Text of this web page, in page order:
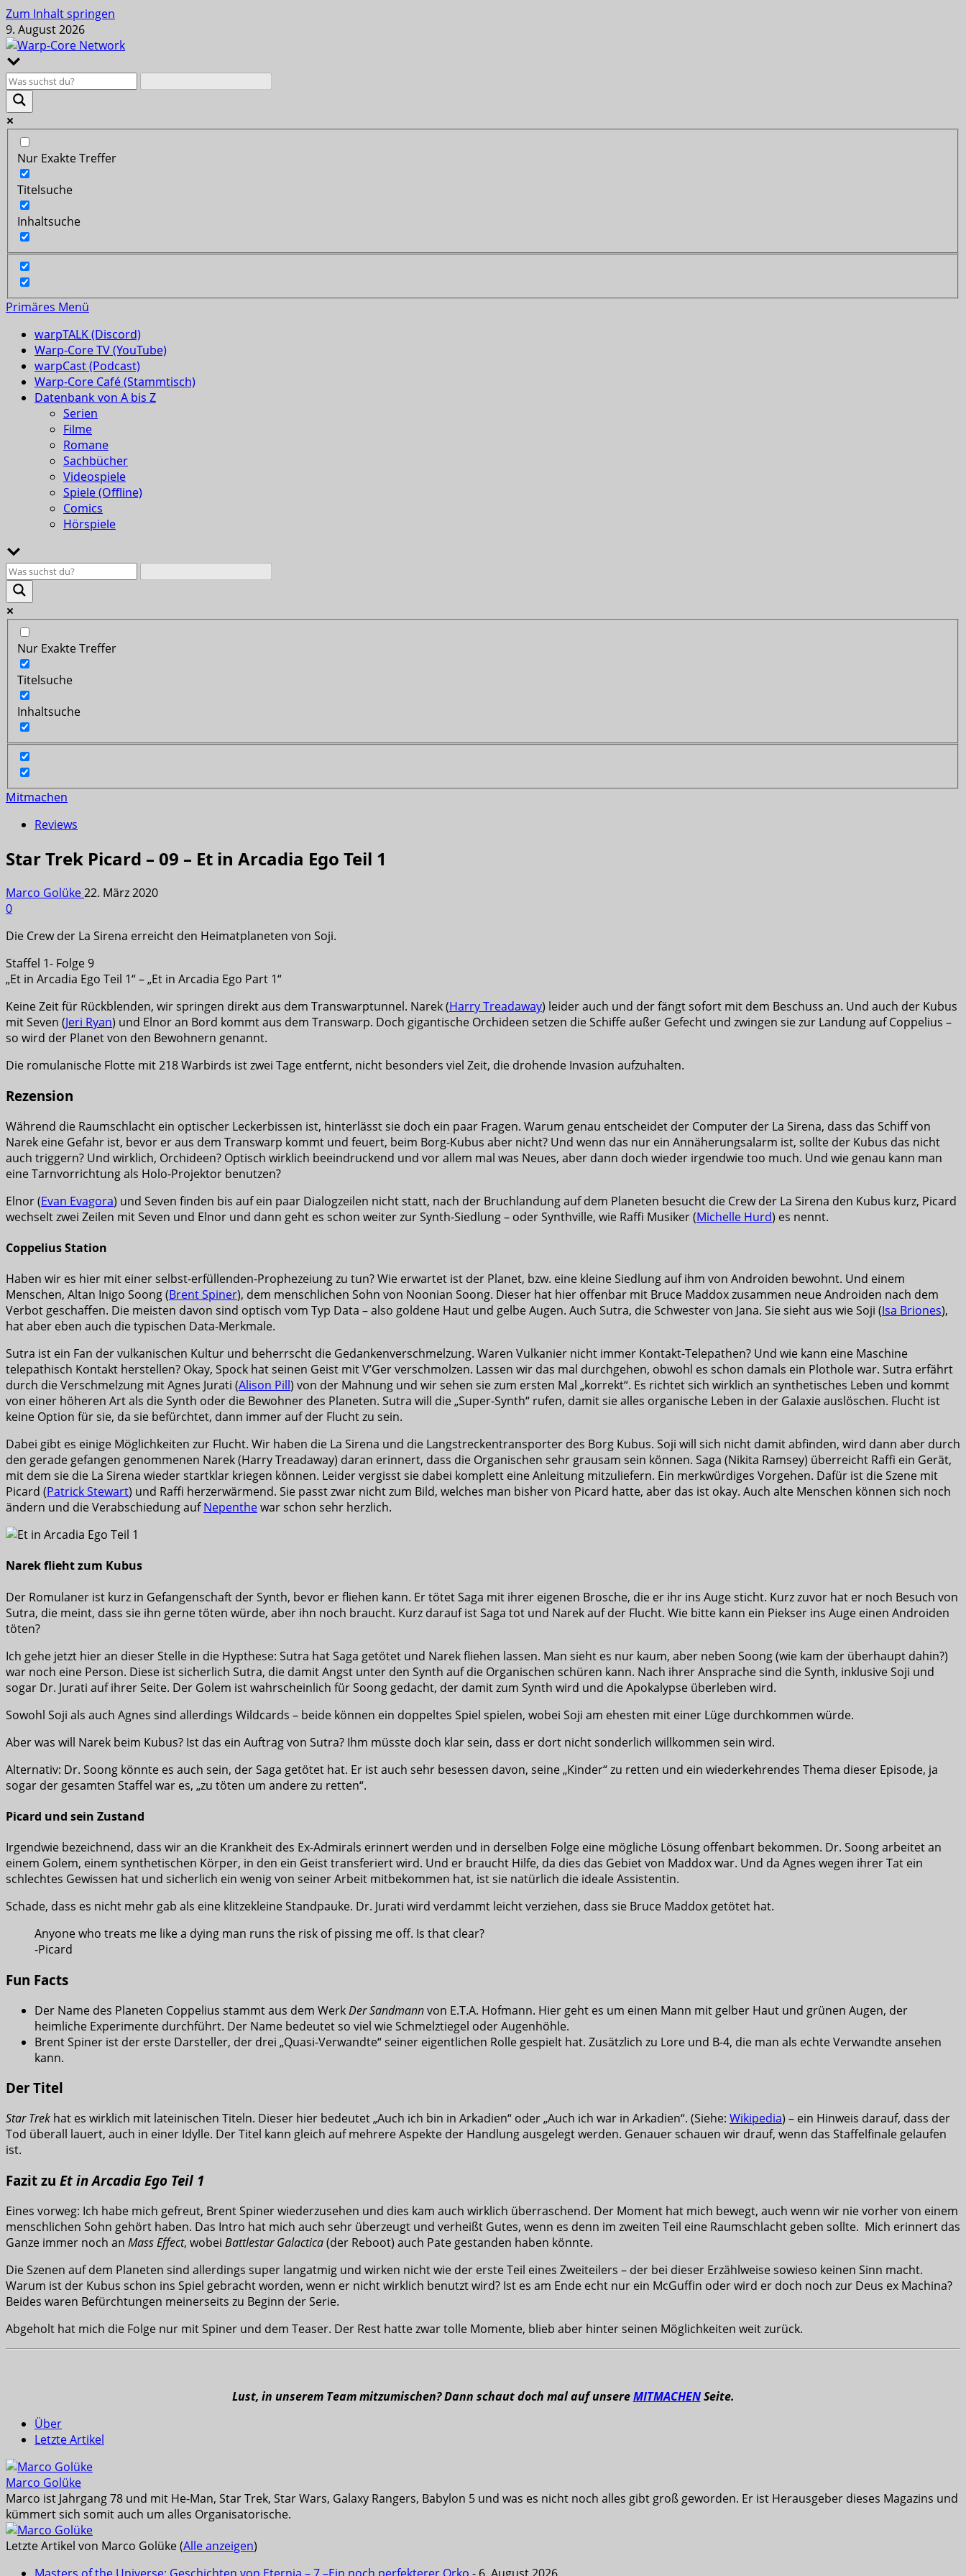
Zum Inhalt springen
9. August 2026
Nur Exakte Treffer
Titelsuche
Inhaltsuche
Primäres Menü
warpTALK (Discord)
Warp-Core TV (YouTube)
warpCast (Podcast)
Warp-Core Café (Stammtisch)
Datenbank von A bis Z
Serien
Filme
Romane
Sachbücher
Videospiele
Spiele (Offline)
Comics
Hörspiele
Nur Exakte Treffer
Titelsuche
Inhaltsuche
Mitmachen
Reviews
Star Trek Picard – 09 – Et in Arcadia Ego Teil 1
Marco Golüke22. März 2020
0
Die Crew der La Sirena erreicht den Heimatplaneten von Soji.
Staffel 1- Folge 9
„Et in Arcadia Ego Teil 1“ – „Et in Arcadia Ego Part 1“
Keine Zeit für Rückblenden, wir springen direkt aus dem Transwarptunnel. Narek (Harry Treadaway) leider auch und der fängt sofort mit dem Beschuss an. Und auch der Kubus
mit Seven (Jeri Ryan) und Elnor an Bord kommt aus dem Transwarp. Doch gigantische Orchideen setzen die Schiffe außer Gefecht und zwingen sie zur Landung auf Coppelius –
so wird der Planet von den Bewohnern genannt.
Die romulanische Flotte mit 218 Warbirds ist zwei Tage entfernt, nicht besonders viel Zeit, die drohende Invasion aufzuhalten.
Rezension
Während die Raumschlacht ein optischer Leckerbissen ist, hinterlässt sie doch ein paar Fragen. Warum genau entscheidet der Computer der La Sirena, dass das Schiff von
Narek eine Gefahr ist, bevor er aus dem Transwarp kommt und feuert, beim Borg-Kubus aber nicht? Und wenn das nur ein Annäherungsalarm ist, sollte der Kubus das nicht
auch triggern? Und wirklich, Orchideen? Optisch wirklich beeindruckend und vor allem mal was Neues, aber dann doch wieder irgendwie too much. Und wie genau kann man
eine Tarnvorrichtung als Holo-Projektor benutzen?
Elnor (Evan Evagora) und Seven finden bis auf ein paar Dialogzeilen nicht statt, nach der Bruchlandung auf dem Planeten besucht die Crew der La Sirena den Kubus kurz, Picard
wechselt zwei Zeilen mit Seven und Elnor und dann geht es schon weiter zur Synth-Siedlung – oder Synthville, wie Raffi Musiker (Michelle Hurd) es nennt.
Coppelius Station
Haben wir es hier mit einer selbst-erfüllenden-Prophezeiung zu tun? Wie erwartet ist der Planet, bzw. eine kleine Siedlung auf ihm von Androiden bewohnt. Und einem
Menschen, Altan Inigo Soong (Brent Spiner), dem menschlichen Sohn von Noonian Soong. Dieser hat hier offenbar mit Bruce Maddox zusammen neue Androiden nach dem
Verbot geschaffen. Die meisten davon sind optisch vom Typ Data – also goldene Haut und gelbe Augen. Auch Sutra, die Schwester von Jana. Sie sieht aus wie Soji (Isa Briones),
hat aber eben auch die typischen Data-Merkmale.
Sutra ist ein Fan der vulkanischen Kultur und beherrscht die Gedankenverschmelzung. Waren Vulkanier nicht immer Kontakt-Telepathen? Und wie kann eine Maschine
telepathisch Kontakt herstellen? Okay, Spock hat seinen Geist mit V’Ger verschmolzen. Lassen wir das mal durchgehen, obwohl es schon damals ein Plothole war. Sutra erfährt
durch die Verschmelzung mit Agnes Jurati (Alison Pill) von der Mahnung und wir sehen sie zum ersten Mal „korrekt“. Es richtet sich wirklich an synthetisches Leben und kommt
von einer höheren Art als die Synth oder die Bewohner des Planeten. Sutra will die „Super-Synth“ rufen, damit sie alles organische Leben in der Galaxie auslöschen. Flucht ist
keine Option für sie, da sie befürchtet, dann immer auf der Flucht zu sein.
Dabei gibt es einige Möglichkeiten zur Flucht. Wir haben die La Sirena und die Langstreckentransporter des Borg Kubus. Soji will sich nicht damit abfinden, wird dann aber durch
den gerade gefangen genommenen Narek (Harry Treadaway) daran erinnert, dass die Organischen sehr grausam sein können. Saga (Nikita Ramsey) überreicht Raffi ein Gerät,
mit dem sie die La Sirena wieder startklar kriegen können. Leider vergisst sie dabei komplett eine Anleitung mitzuliefern. Ein merkwürdiges Vorgehen. Dafür ist die Szene mit
Picard (Patrick Stewart) und Raffi herzerwärmend. Sie passt zwar nicht zum Bild, welches man bisher von Picard hatte, aber das ist okay. Auch alte Menschen können sich noch
ändern und die Verabschiedung aufNepenthewar schon sehr herzlich.
Narek flieht zum Kubus
Der Romulaner ist kurz in Gefangenschaft der Synth, bevor er fliehen kann. Er tötet Saga mit ihrer eigenen Brosche, die er ihr ins Auge sticht. Kurz zuvor hat er noch Besuch von
Sutra, die meint, dass sie ihn gerne töten würde, aber ihn noch braucht. Kurz darauf ist Saga tot und Narek auf der Flucht. Wie bitte kann ein Piekser ins Auge einen Androiden
töten?
Ich gehe jetzt hier an dieser Stelle in die Hypthese: Sutra hat Saga getötet und Narek fliehen lassen. Man sieht es nur kaum, aber neben Soong (wie kam der überhaupt dahin?)
war noch eine Person. Diese ist sicherlich Sutra, die damit Angst unter den Synth auf die Organischen schüren kann. Nach ihrer Ansprache sind die Synth, inklusive Soji und
sogar Dr. Jurati auf ihrer Seite. Der Golem ist wahrscheinlich für Soong gedacht, der damit zum Synth wird und die Apokalypse überleben wird.
Sowohl Soji als auch Agnes sind allerdings Wildcards – beide können ein doppeltes Spiel spielen, wobei Soji am ehesten mit einer Lüge durchkommen würde.
Aber was will Narek beim Kubus? Ist das ein Auftrag von Sutra? Ihm müsste doch klar sein, dass er dort nicht sonderlich willkommen sein wird.
Alternativ: Dr. Soong könnte es auch sein, der Saga getötet hat. Er ist auch sehr besessen davon, seine „Kinder“ zu retten und ein wiederkehrendes Thema dieser Episode, ja
sogar der gesamten Staffel war es, „zu töten um andere zu retten“.
Picard und sein Zustand
Irgendwie bezeichnend, dass wir an die Krankheit des Ex-Admirals erinnert werden und in derselben Folge eine mögliche Lösung offenbart bekommen. Dr. Soong arbeitet an
einem Golem, einem synthetischen Körper, in den ein Geist transferiert wird. Und er braucht Hilfe, da dies das Gebiet von Maddox war. Und da Agnes wegen ihrer Tat ein
schlechtes Gewissen hat und sicherlich ein wenig von seiner Arbeit mitbekommen hat, ist sie natürlich die ideale Assistentin.
Schade, dass es nicht mehr gab als eine klitzekleine Standpauke. Dr. Jurati wird verdammt leicht verziehen, dass sie Bruce Maddox getötet hat.
Anyone who treats me like a dying man runs the risk of pissing me off. Is that clear?
-Picard
Fun Facts
Der Name des Planeten Coppelius stammt aus dem WerkDer Sandmannvon E.T.A. Hofmann. Hier geht es um einen Mann mit gelber Haut und grünen Augen, der
heimliche Experimente durchführt. Der Name bedeutet so viel wie Schmelztiegel oder Augenhöhle.
Brent Spiner ist der erste Darsteller, der drei „Quasi-Verwandte“ seiner eigentlichen Rolle gespielt hat. Zusätzlich zu Lore und B-4, die man als echte Verwandte ansehen
kann.
Der Titel
Star Trek hat es wirklich mit lateinischen Titeln. Dieser hier bedeutet „Auch ich bin in Arkadien“ oder „Auch ich war in Arkadien“. (Siehe: Wikipedia) – ein Hinweis darauf, dass der
Tod überall lauert, auch in einer Idylle. Der Titel kann gleich auf mehrere Aspekte der Handlung ausgelegt werden. Genauer schauen wir drauf, wenn das Staffelfinale gelaufen
ist.
Fazit zu Et in Arcadia Ego Teil 1
Eines vorweg: Ich habe mich gefreut, Brent Spiner wiederzusehen und dies kam auch wirklich überraschend. Der Moment hat mich bewegt, auch wenn wir nie vorher von einem
menschlichen Sohn gehört haben. Das Intro hat mich auch sehr überzeugt und verheißt Gutes, wenn es denn im zweiten Teil eine Raumschlacht geben sollte. Mich erinnert das
Ganze immer noch an Mass Effect, wobei Battlestar Galactica(der Reboot) auch Pate gestanden haben könnte.
Die Szenen auf dem Planeten sind allerdings super langatmig und wirken nicht wie der erste Teil eines Zweiteilers – der bei dieser Erzählweise sowieso keinen Sinn macht.
Warum ist der Kubus schon ins Spiel gebracht worden, wenn er nicht wirklich benutzt wird? Ist es am Ende echt nur ein McGuffin oder wird er doch noch zur Deus ex Machina?
Beides waren Befürchtungen meinerseits zu Beginn der Serie.
Abgeholt hat mich die Folge nur mit Spiner und dem Teaser. Der Rest hatte zwar tolle Momente, blieb aber hinter seinen Möglichkeiten weit zurück.
Lust, in unserem Team mitzumischen? Dann schaut doch mal auf unsereMITMACHENSeite.
Über
Letzte Artikel
Marco Golüke
Marco ist Jahrgang 78 und mit He-Man, Star Trek, Star Wars, Galaxy Rangers, Babylon 5 und was es nicht noch alles gibt groß geworden. Er ist Herausgeber dieses Magazins und
kümmert sich somit auch um alles Organisatorische.
Letzte Artikel von Marco Golüke(Alle anzeigen)
Masters of the Universe: Geschichten von Eternia – 7 –Ein noch perfekterer Orko - 6. August 2026